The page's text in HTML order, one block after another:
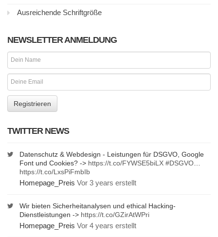
Ausreichende Schriftgröße
NEWSLETTER ANMELDUNG
TWITTER NEWS
Datenschutz & Webdesign - Leistungen für DSGVO, Google
Font und Cookies? -> https://t.co/FYWSE5biLX #DSGVO
https://t.co/LxsPiFmbIb
Homepage_Preis Vor 3 years erstellt
Wir bieten Sicherheitanalysen und ethical Hacking-
Dienstleistungen -> https://t.co/GZirAtWPri
Homepage_Preis Vor 4 years erstellt